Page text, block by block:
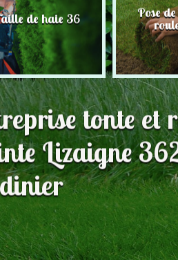
de haie 36 Pose
tonte et
Lizaigne